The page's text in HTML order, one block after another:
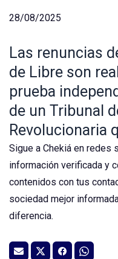
28/08/2025
Las renuncias
de Libre son
prueba
de un Tribunal
Revolucionaria
Sigue a Chekiá en redes
información verificada y
contenidos con tus
sociedad mejor
diferencia.